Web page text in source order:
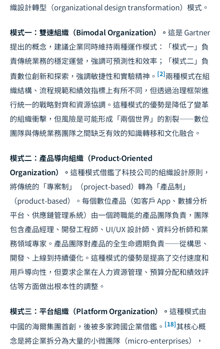
織設計轉型（organizational design transformation）模式。
模式一：雙速組織（Bimodal Organization）。 這是 Gartner
提出的概念，建議企業同時維持兩種運作模式：「模式一」負
責傳統業務的穩定運營，強調可預測性和效率；「模式二」負
責數位創新和探索，強調敏捷性和實驗精神。 [2]兩種模式在組
織結構、流程規範和績效指標上有所不同，但透過治理框架進
行統一的戰略對齊和資源協調。這種模式的優勢是降低了變革
的組織衝擊，但風險是可能形成「兩個世界」的割裂——數位
團隊與傳統業務團隊之間缺乏有效的知識轉移和文化融合。
模式二：產品導向組織（Product-Oriented
Organization）。 這種模式借鑑了科技公司的組織設計原則，
將傳統的「專案制」（project-based）轉為「產品制」
（product-based）。每個數位產品（如客戶 App、數據分析
平台、供應鏈管理系統）由一個跨職能的產品團隊負責，團隊
包含產品經理、開發工程師、UI/UX 設計師、資料分析師和業
務領域專家。產品團隊對產品的全生命週期負責——從構思、
開發、上線到持續優化。這種模式的優勢是提高了交付速度和
用戶導向性，但要求企業在人力資源管理、預算分配和績效評
估等方面做出根本性的調整。
模式三：平台組織（Platform Organization）。 這種模式由
中國的海爾集團首創，後被多家跨國企業借鑑。 [18]其核心概
念是將企業拆分為大量的小微團隊（micro-enterprises），